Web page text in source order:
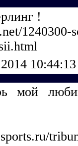
!
1240300-
мой